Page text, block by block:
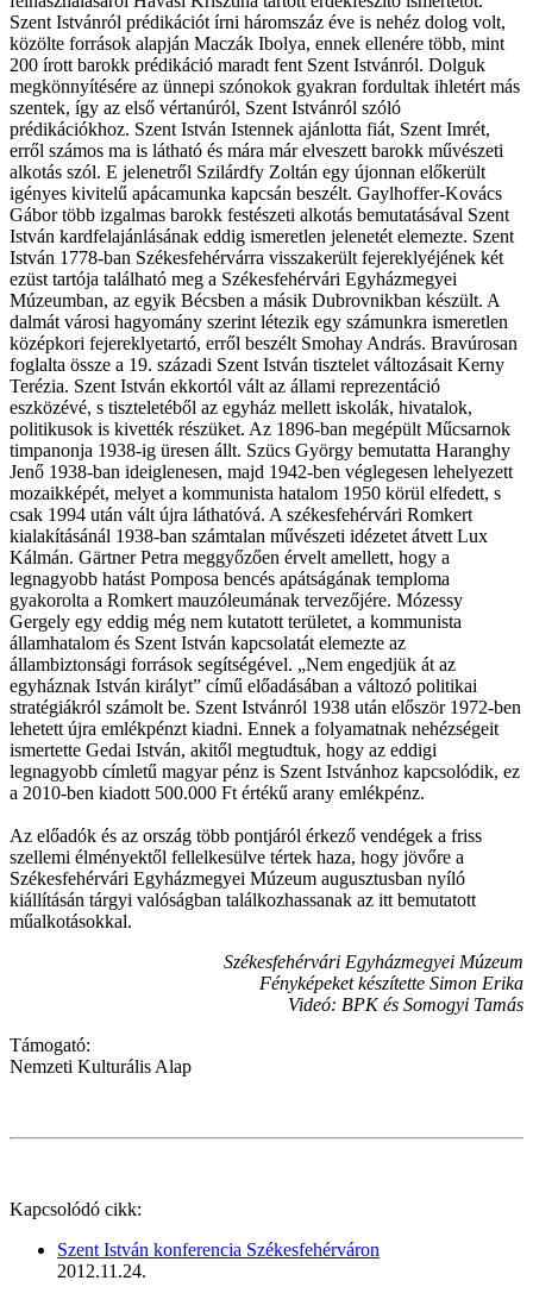
Szent Istvánról prédikációt írni háromszáz éve is nehéz dolog volt,
közölte források alapján Maczák Ibolya, ennek ellenére több, mint
200 írott barokk prédikáció maradt fent Szent Istvánról. Dolguk
megkönnyítésére az ünnepi szónokok gyakran fordultak ihletért más
szentek, így az első vértanúról, Szent Istvánról szóló
prédikációkhoz. Szent István Istennek ajánlotta fiát, Szent Imrét,
erről számos ma is látható és mára már elveszett barokk művészeti
alkotás szól. E jelenetről Szilárdfy Zoltán egy újonnan előkerült
igényes kivitelű apácamunka kapcsán beszélt. Gaylhoffer-Kovács
Gábor több izgalmas barokk festészeti alkotás bemutatásával Szent
István kardfelajánlásának eddig ismeretlen jelenetét elemezte. Szent
István 1778-ban Székesfehérvárra visszakerült fejereklyéjének két
ezüst tartója található meg a Székesfehérvári Egyházmegyei
Múzeumban, az egyik Bécsben a másik Dubrovnikban készült. A
dalmát városi hagyomány szerint létezik egy számunkra ismeretlen
középkori fejereklyetartó, erről beszélt Smohay András. Bravúrosan
foglalta össze a 19. századi Szent István tisztelet változásait Kerny
Terézia. Szent István ekkortól vált az állami reprezentáció
eszközévé, s tiszteletéből az egyház mellett iskolák, hivatalok,
politikusok is kivették részüket. Az 1896-ban megépült Műcsarnok
timpanonja 1938-ig üresen állt. Szücs György bemutatta Haranghy
Jenő 1938-ban ideiglenesen, majd 1942-ben véglegesen lehelyezett
mozaikképét, melyet a kommunista hatalom 1950 körül elfedett, s
csak 1994 után vált újra láthatóvá. A székesfehérvári Romkert
kialakításánál 1938-ban számtalan művészeti idézetet átvett Lux
Kálmán. Gärtner Petra meggyőzően érvelt amellett, hogy a
legnagyobb hatást Pomposa bencés apátságának temploma
gyakorolta a Romkert mauzóleumának tervezőjére. Mózessy
Gergely egy eddig még nem kutatott területet, a kommunista
államhatalom és Szent István kapcsolatát elemezte az
állambiztonsági források segítségével. „Nem engedjük át az
egyháznak István királyt” című előadásában a változó politikai
stratégiákról számolt be. Szent Istvánról 1938 után először 1972-ben
lehetett újra emlékpénzt kiadni. Ennek a folyamatnak nehézségeit
ismertette Gedai István, akitől megtudtuk, hogy az eddigi
legnagyobb címletű magyar pénz is Szent Istvánhoz kapcsolódik, ez
a 2010-ben kiadott 500.000 Ft értékű arany emlékpénz.
Az előadók és az ország több pontjáról érkező vendégek a friss
szellemi élményektől fellelkesülve tértek haza, hogy jövőre a
Székesfehérvári Egyházmegyei Múzeum augusztusban nyíló
kiállításán tárgyi valóságban találkozhassanak az itt bemutatott
műalkotásokkal.
Székesfehérvári Egyházmegyei Múzeum
Fényképeket készítette Simon Erika
Videó: BPK és Somogyi Tamás
Támogató:
Nemzeti Kulturális Alap
Kapcsolódó cikk:
Szent István konferencia Székesfehérváron
2012.11.24.